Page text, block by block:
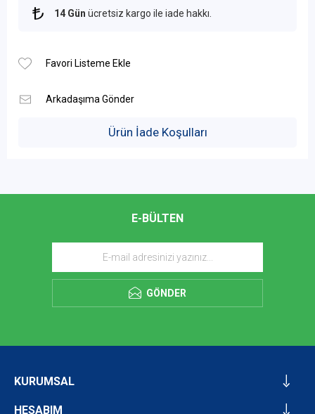
14 Gün ücretsiz kargo ile iade hakkı.
Ürün İade Koşulları
E-BÜLTEN
GÖNDER
KURUMSAL
HESABIM